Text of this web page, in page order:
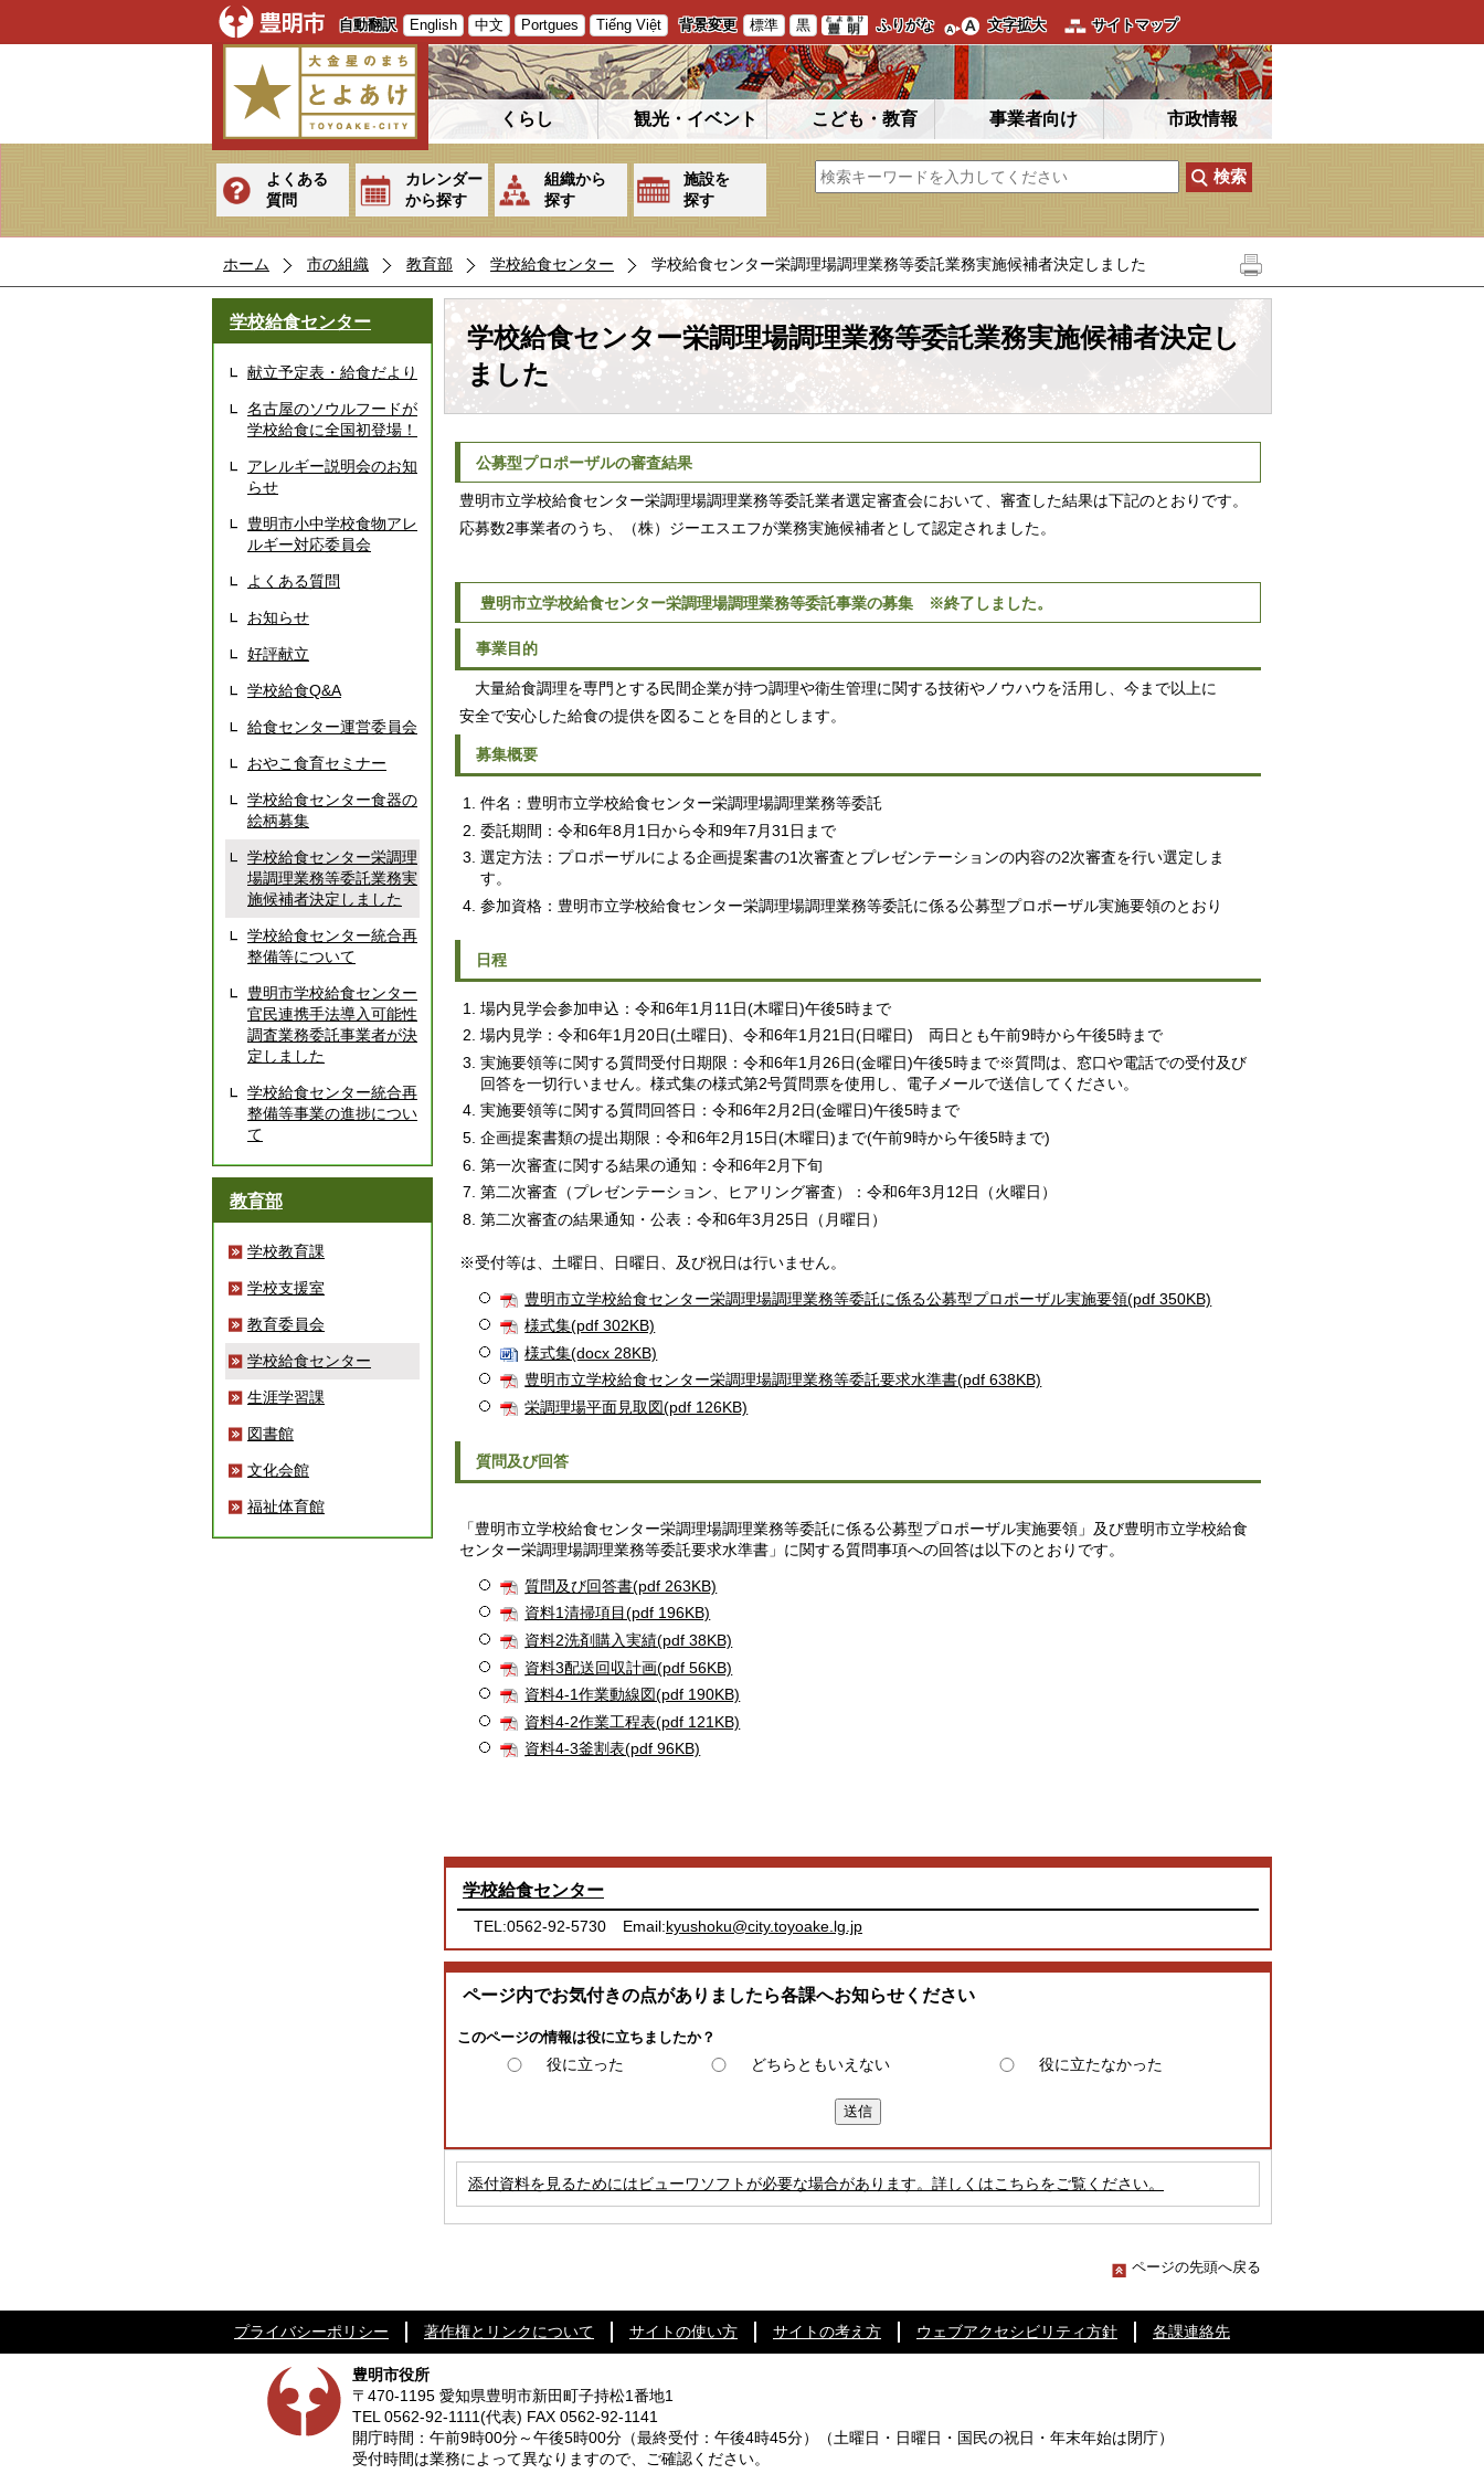
自動翻訳 English 中文 Portgues Tiếng Việt 背景変更 標準 黒 ふりがな 文字拡大 サイトマップ
くらし 観光・イベント こども・教育 事業者向け 市政情報
よくある
質問
カレンダー
から探す
組織から
探す
施設を
探す
ホーム 市の組織 教育部 学校給食センター 学校給食センター栄調理場調理業務等委託業務実施候補者決定しました
学校給食センター
献立予定表・給食だより
名古屋のソウルフードが
学校給食に全国初登場！
アレルギー説明会のお知
らせ
豊明市小中学校食物アレ
ルギー対応委員会
よくある質問
お知らせ
好評献立
学校給食Q&A
給食センター運営委員会
おやこ食育セミナー
学校給食センター食器の
絵柄募集
学校給食センター栄調理
場調理業務等委託業務実
施候補者決定しました
学校給食センター統合再
整備等について
豊明市学校給食センター
官民連携手法導入可能性
調査業務委託事業者が決
定しました
学校給食センター統合再
整備等事業の進捗につい
て
教育部
学校教育課
学校支援室
教育委員会
学校給食センター
生涯学習課
図書館
文化会館
福祉体育館
学校給食センター栄調理場調理業務等委託業務実施候補者決定し
ました
公募型プロポーザルの審査結果
豊明市立学校給食センター栄調理場調理業務等委託業者選定審査会において、審査した結果は下記のとおりです。
応募数2事業者のうち、（株）ジーエスエフが業務実施候補者として認定されました。
豊明市立学校給食センター栄調理場調理業務等委託事業の募集 ※終了しました。
事業目的
大量給食調理を専門とする民間企業が持つ調理や衛生管理に関する技術やノウハウを活用し、今まで以上に
安全で安心した給食の提供を図ることを目的とします。
募集概要
件名：豊明市立学校給食センター栄調理場調理業務等委託
委託期間：令和6年8月1日から令和9年7月31日まで
選定方法：プロポーザルによる企画提案書の1次審査とプレゼンテーションの内容の2次審査を行い選定しま
す。
参加資格：豊明市立学校給食センター栄調理場調理業務等委託に係る公募型プロポーザル実施要領のとおり
日程
場内見学会参加申込：令和6年1月11日(木曜日)午後5時まで
場内見学：令和6年1月20日(土曜日)、令和6年1月21日(日曜日) 両日とも午前9時から午後5時まで
実施要領等に関する質問受付日期限：令和6年1月26日(金曜日)午後5時まで※質問は、窓口や電話での受付及び
回答を一切行いません。様式集の様式第2号質問票を使用し、電子メールで送信してください。
実施要領等に関する質問回答日：令和6年2月2日(金曜日)午後5時まで
企画提案書類の提出期限：令和6年2月15日(木曜日)まで(午前9時から午後5時まで)
第一次審査に関する結果の通知：令和6年2月下旬
第二次審査（プレゼンテーション、ヒアリング審査）：令和6年3月12日（火曜日）
第二次審査の結果通知・公表：令和6年3月25日（月曜日）
※受付等は、土曜日、日曜日、及び祝日は行いません。
豊明市立学校給食センター栄調理場調理業務等委託に係る公募型プロポーザル実施要領(pdf 350KB)
様式集(pdf 302KB)
様式集(docx 28KB)
豊明市立学校給食センター栄調理場調理業務等委託要求水準書(pdf 638KB)
栄調理場平面見取図(pdf 126KB)
質問及び回答
「豊明市立学校給食センター栄調理場調理業務等委託に係る公募型プロポーザル実施要領」及び豊明市立学校給食
センター栄調理場調理業務等委託要求水準書」に関する質問事項への回答は以下のとおりです。
質問及び回答書(pdf 263KB)
資料1清掃項目(pdf 196KB)
資料2洗剤購入実績(pdf 38KB)
資料3配送回収計画(pdf 56KB)
資料4-1作業動線図(pdf 190KB)
資料4-2作業工程表(pdf 121KB)
資料4-3釜割表(pdf 96KB)
学校給食センター
TEL:0562-92-5730 Email:kyushoku@city.toyoake.lg.jp
ページ内でお気付きの点がありましたら各課へお知らせください
このページの情報は役に立ちましたか？
役に立った どちらともいえない 役に立たなかった
添付資料を見るためにはビューワソフトが必要な場合があります。詳しくはこちらをご覧ください。
ページの先頭へ戻る
プライバシーポリシー 著作権とリンクについて サイトの使い方 サイトの考え方 ウェブアクセシビリティ方針 各課連絡先
豊明市役所
〒470-1195 愛知県豊明市新田町子持松1番地1
TEL0562-92-1111(代表) FAX 0562-92-1141
開庁時間：午前9時00分～午後5時00分 （最終受付：午後4時45分）
（土曜日・日曜日・国民の祝日・年末年始は閉庁）
受付時間は業務によって異なりますので、ご確認ください。